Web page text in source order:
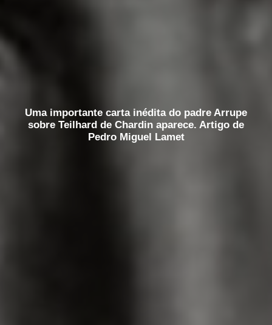
Uma importante carta inédita do padre Arrupe
sobre Teilhard de Chardin aparece. Artigo de
Pedro Miguel Lamet